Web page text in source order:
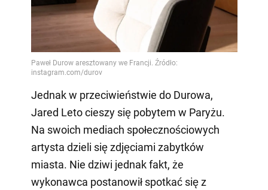
Jednak w przeciwieństwie do Durowa,
Jared Leto cieszy się pobytem w Paryżu.
Na swoich mediach społecznościowych
artysta dzieli się zdjęciami zabytków
miasta. Nie dziwi jednak fakt, że
wykonawca postanowił spotkać się z